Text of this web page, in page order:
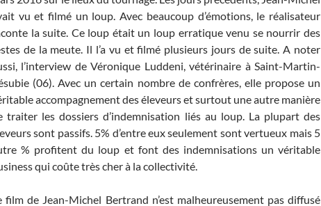
vu et filmé un loup. Avec beaucoup d’émotions, le réalisateur
la suite. Ce loup était un loup erratique venu se nourrir des
de la meute. Il l’a vu et filmé plusieurs jours de suite. A noter
l’interview de Véronique Luddeni, vétérinaire à Saint-Martin-
(06). Avec un certain nombre de confrères, elle propose un
accompagnement des éleveurs et surtout une autre manière
traiter les dossiers d’indemnisation liés au loup. La plupart des
sont passifs. 5% d’entre eux seulement sont vertueux mais 5
% profitent du loup et font des indemnisations un véritable
qui coûte très cher à la collectivité.
film de Jean-Michel Bertrand n’est malheureusement pas diffusé